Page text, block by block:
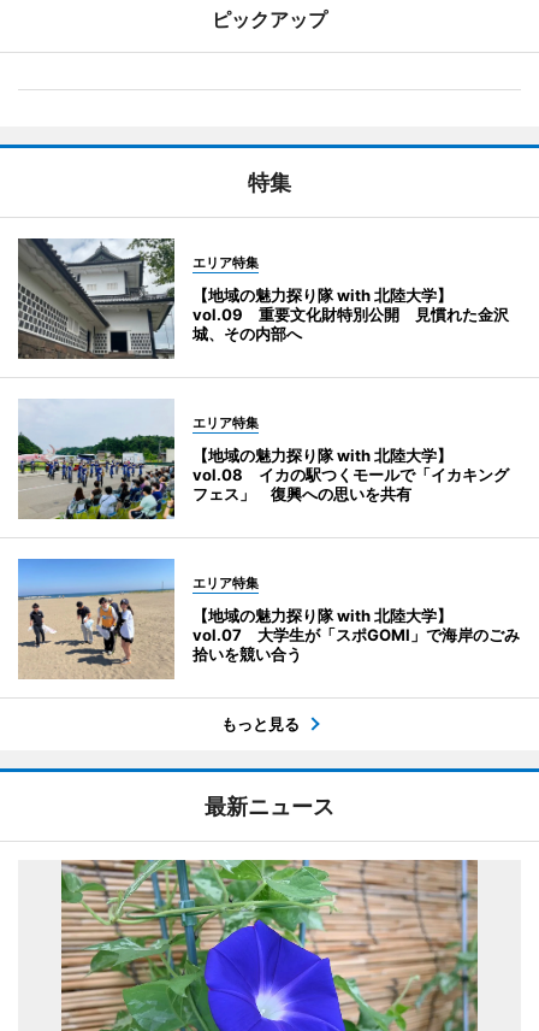
ピックアップ
特集
エリア特集
【地域の魅力探り隊 with 北陸大学】
vol.09 重要文化財特別公開 見慣れた金沢
城、その内部へ
エリア特集
【地域の魅力探り隊 with 北陸大学】
vol.08 イカの駅つくモールで「イカキング
フェス」 復興への思いを共有
エリア特集
【地域の魅力探り隊 with 北陸大学】
vol.07 大学生が「スポGOMI」で海岸のごみ
拾いを競い合う
もっと見る
最新ニュース